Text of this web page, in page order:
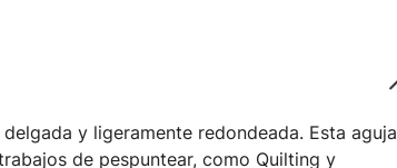
y ligeramente redondeada. Esta aguja
de pespuntear, como Quilting y